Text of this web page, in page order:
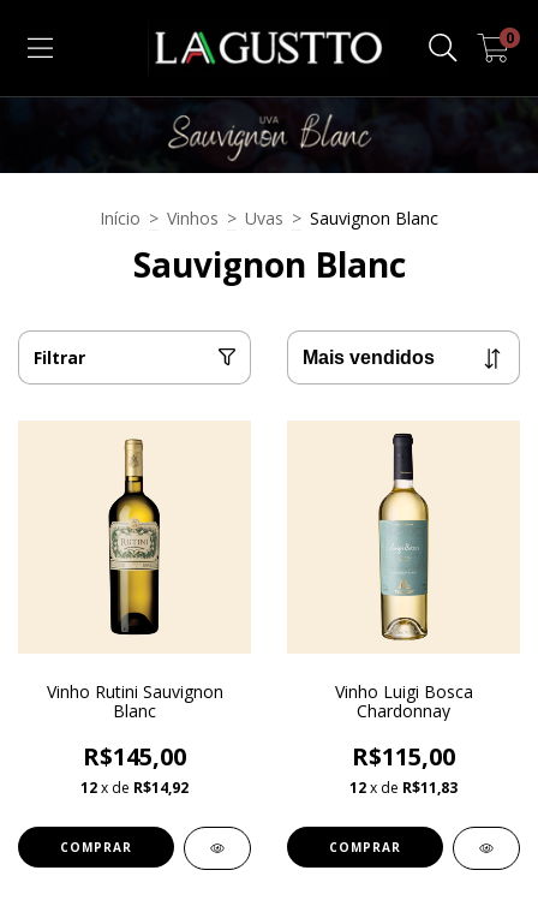
0
Início > Vinhos > Uvas > Sauvignon Blanc
Sauvignon Blanc
Filtrar
Vinho Rutini Sauvignon
Blanc
R$145,00
12x de R$14,92
Vinho Luigi Bosca
Chardonnay
R$115,00
12x de R$11,83